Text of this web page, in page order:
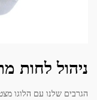
ניהול לחות
הגרבים שלנו עם הלוגו